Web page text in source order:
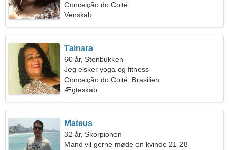
Conceição do Coité
Venskab
Tainara
60 år, Stenbukken
Jeg elsker yoga og fitness
Conceição do Coité, Brasilien
Ægteskab
Mateus
32 år, Skorpionen
Mand vil gerne møde en kvinde 21-28